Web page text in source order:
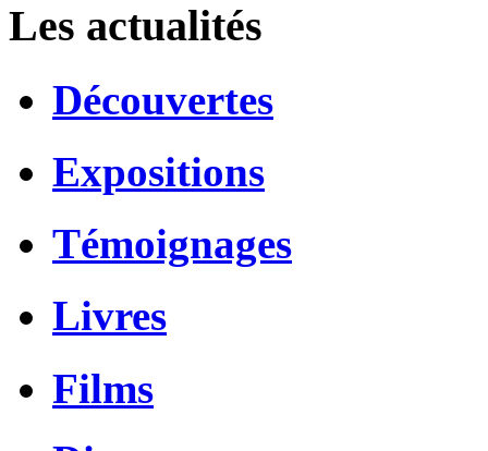
Les actualités
Découvertes
Expositions
Témoignages
Livres
Films